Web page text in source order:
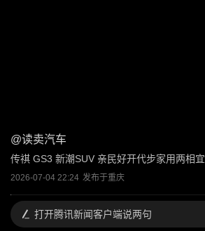
@读卖汽车
传祺 GS3 新潮SUV 亲民好开代步家用两相宜
2026-07-04 22:24 发布于重庆
打开腾讯新闻客户端说两句